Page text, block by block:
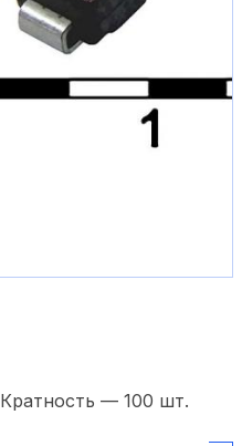
Кратность — 100 шт.